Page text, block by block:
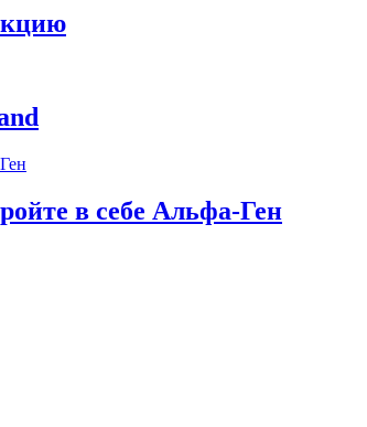
в себе Альфа-Ген